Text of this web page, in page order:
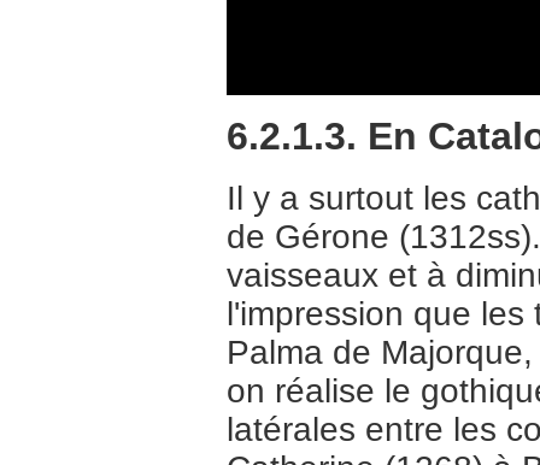
6.2.1.3. En
Il y a surtout les
de Gérone
vaisseaux et à
l'impression que
Palma de
on réalise le
latérales entre les